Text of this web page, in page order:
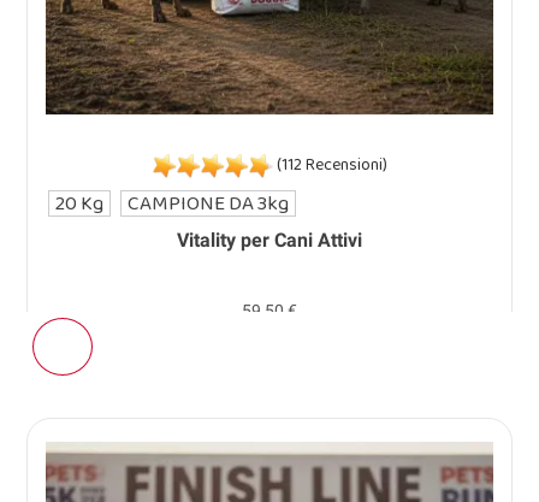
Vitality per Cani Attivi
(112 Recensioni)
59,50 €
20 Kg CAMPIONE DA 3kg